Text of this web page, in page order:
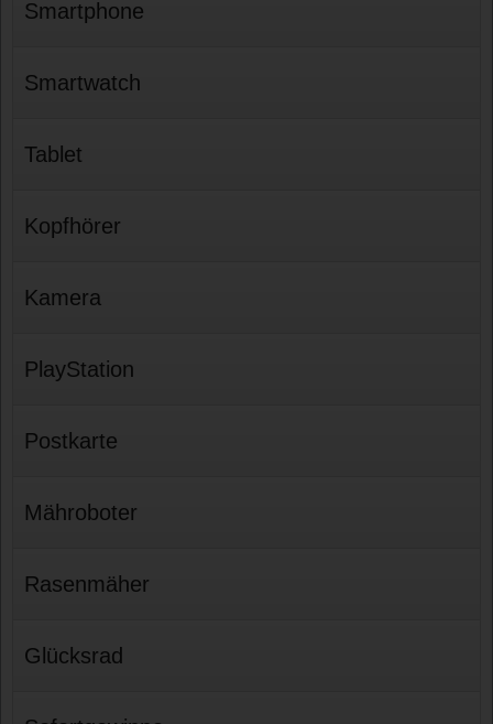
Smartphone
Smartwatch
Tablet
Kopfhörer
Kamera
PlayStation
Postkarte
Mähroboter
Rasenmäher
Glücksrad